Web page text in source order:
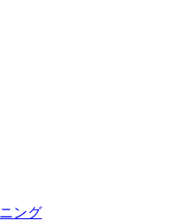
ング